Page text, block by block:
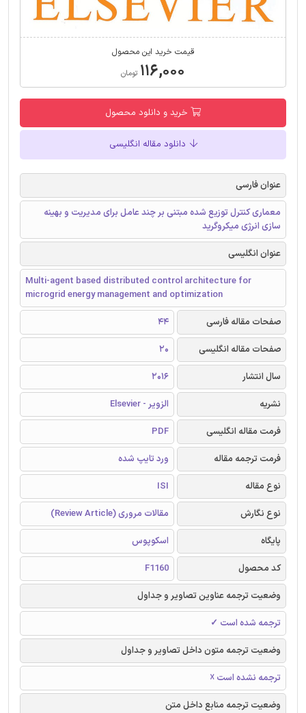
قیمت خرید این محصول
۱۱۶,۰۰۰ تومان
خرید و دانلود محصول
دانلود مقاله انگلیسی
عنوان فارسی
معماری کنترل توزیع شده مبتنی بر چند عامل برای مدیریت و بهینه
سازی انرژی میکروگرید
عنوان انگلیسی
Multi-agent based distributed control architecture for
microgrid energy management and optimization
صفحات مقاله فارسی
44
صفحات مقاله انگلیسی
20
سال انتشار
2016
نشریه
الزویر - Elsevier
فرمت مقاله انگلیسی
PDF
فرمت ترجمه مقاله
ورد تایپ شده
نوع مقاله
ISI
نوع نگارش
مقالات مروری (Review Article)
پایگاه
اسکوپوس
کد محصول
F1160
وضعیت ترجمه عناوین تصاویر و جداول
ترجمه شده است ✓
وضعیت ترجمه متون داخل تصاویر و جداول
ترجمه نشده است ☓
وضعیت ترجمه منابع داخل متن